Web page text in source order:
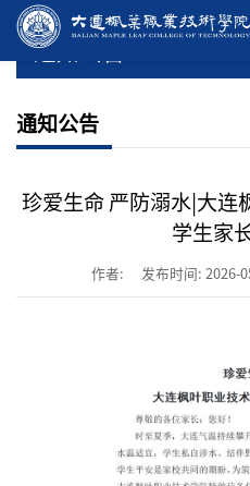
通知公告
通知公告
珍爱生命 严防溺水|大连
学生家
作者: 发布时间: 2026-